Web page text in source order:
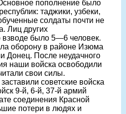
пополнение было
таджики, узбеки,
солдаты почти не
Лиц других
взводе было 5—6 человек.
оборону в районе Изюма
Донец. После неудачного
наши войска освободили
свои силы.
советские войска
9-й, 6-й, 37-й армий
соединения Красной
потери в людях и